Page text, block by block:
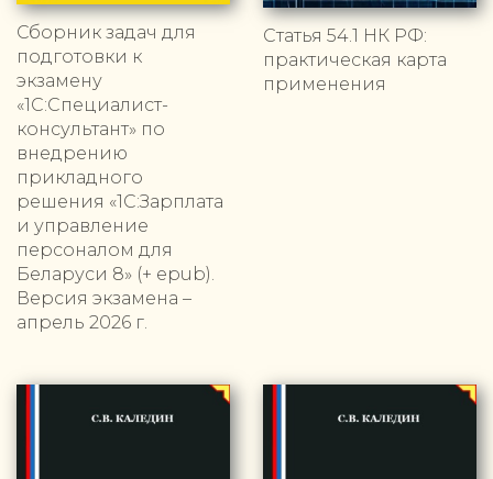
Сборник задач для
подготовки к
экзамену
«1С:Специалист-
консультант» по
внедрению
прикладного
решения «1С:Зарплата
и управление
персоналом для
Беларуси 8» (+ epub).
Версия экзамена –
апрель 2026 г.
Статья 54.1 НК РФ:
практическая карта
применения